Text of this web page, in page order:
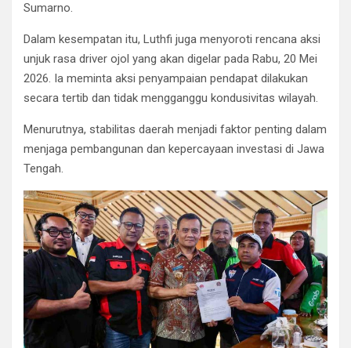
Sumarno.
Dalam kesempatan itu, Luthfi juga menyoroti rencana aksi
unjuk rasa driver ojol yang akan digelar pada Rabu, 20 Mei
2026. Ia meminta aksi penyampaian pendapat dilakukan
secara tertib dan tidak mengganggu kondusivitas wilayah.
Menurutnya, stabilitas daerah menjadi faktor penting dalam
menjaga pembangunan dan kepercayaan investasi di Jawa
Tengah.